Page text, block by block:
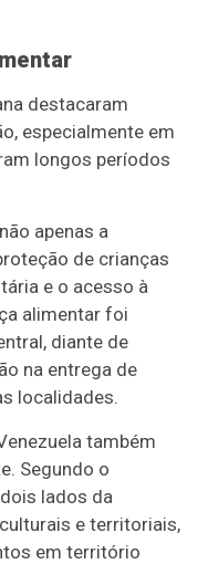
destacaram
especialmente em
longos períodos
apenas a
de crianças
e o acesso à
alimentar foi
diante de
na entrega de
localidades.
também
Segundo o
lados da
e territoriais,
em território